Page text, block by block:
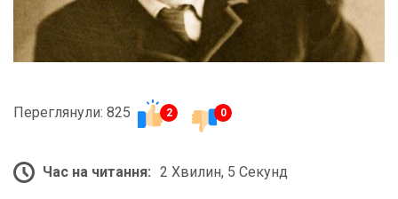
Переглянули: 825 2 0
Час на читання: 2 Хвилин, 5 Секунд